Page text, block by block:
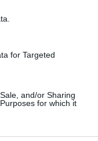
for Targeted
and/or Sharing
for which it
Akadémia